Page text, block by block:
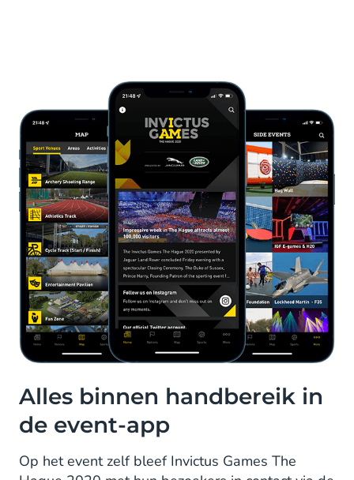
Alles binnen handbereik in
de event-app
Op het event zelf bleef Invictus Games The